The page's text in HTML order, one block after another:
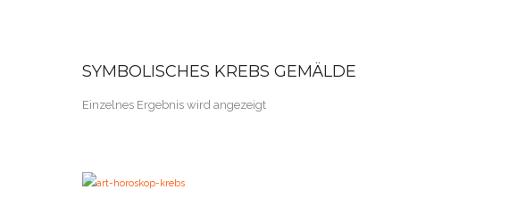
SYMBOLISCHES KREBS GEMÄLDE
Einzelnes Ergebnis wird angezeigt